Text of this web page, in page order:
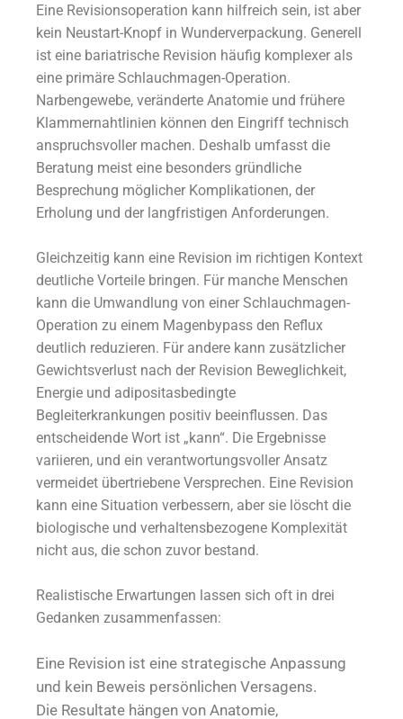
Eine Revisionsoperation kann hilfreich sein, ist aber
kein Neustart-Knopf in Wunderverpackung. Generell
ist eine bariatrische Revision häufig komplexer als
eine primäre Schlauchmagen-Operation.
Narbengewebe, veränderte Anatomie und frühere
Klammernahtlinien können den Eingriff technisch
anspruchsvoller machen. Deshalb umfasst die
Beratung meist eine besonders gründliche
Besprechung möglicher Komplikationen, der
Erholung und der langfristigen Anforderungen.
Gleichzeitig kann eine Revision im richtigen Kontext
deutliche Vorteile bringen. Für manche Menschen
kann die Umwandlung von einer Schlauchmagen-
Operation zu einem Magenbypass den Reflux
deutlich reduzieren. Für andere kann zusätzlicher
Gewichtsverlust nach der Revision Beweglichkeit,
Energie und adipositasbedingte
Begleiterkrankungen positiv beeinflussen. Das
entscheidende Wort ist „kann“. Die Ergebnisse
variieren, und ein verantwortungsvoller Ansatz
vermeidet übertriebene Versprechen. Eine Revision
kann eine Situation verbessern, aber sie löscht die
biologische und verhaltensbezogene Komplexität
nicht aus, die schon zuvor bestand.
Realistische Erwartungen lassen sich oft in drei
Gedanken zusammenfassen:
Eine Revision ist eine strategische Anpassung
und kein Beweis persönlichen Versagens.
Die Resultate hängen von Anatomie,